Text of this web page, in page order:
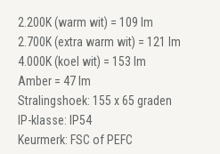
2.200K (warm wit) = 109 lm
2.700K (extra warm wit) = 121 lm
4.000K (koel wit) = 153 lm
Amber = 47 lm
Stralingshoek: 155 x 65 graden
IP-klasse: IP54
Keurmerk: FSC of PEFC